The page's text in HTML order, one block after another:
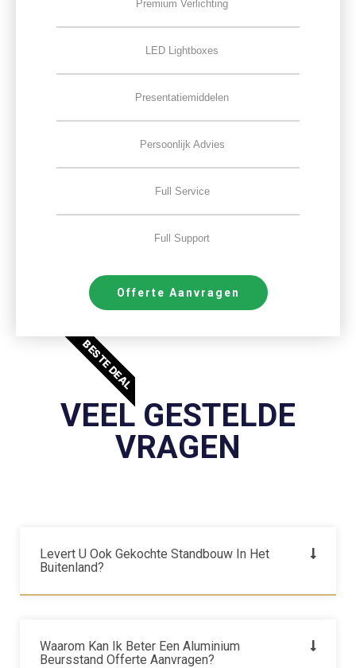
Premium Verlichting
LED Lightboxes
Presentatiemiddelen
Persoonlijk Advies
Full Service
Full Support
Offerte Aanvragen
BESTE DEAL
VEEL GESTELDE
VRAGEN
Levert U Ook Gekochte Standbouw In Het
Buitenland?
Waarom Kan Ik Beter Een Aluminium
Beursstand Offerte Aanvragen?